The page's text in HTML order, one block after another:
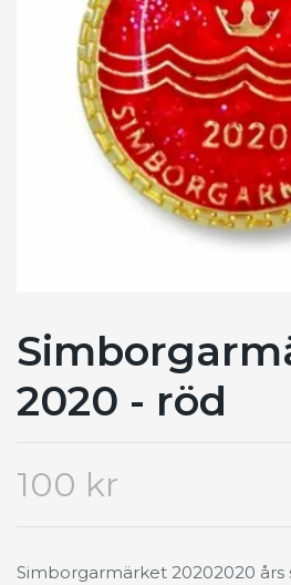
2020 - röd
100 kr
Simborgarmärket 20202020